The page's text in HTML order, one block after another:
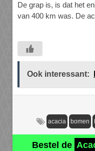
De grap is, is dat het
van 400 km was. De
Ook interessant:
acacia bomen
Bestel de